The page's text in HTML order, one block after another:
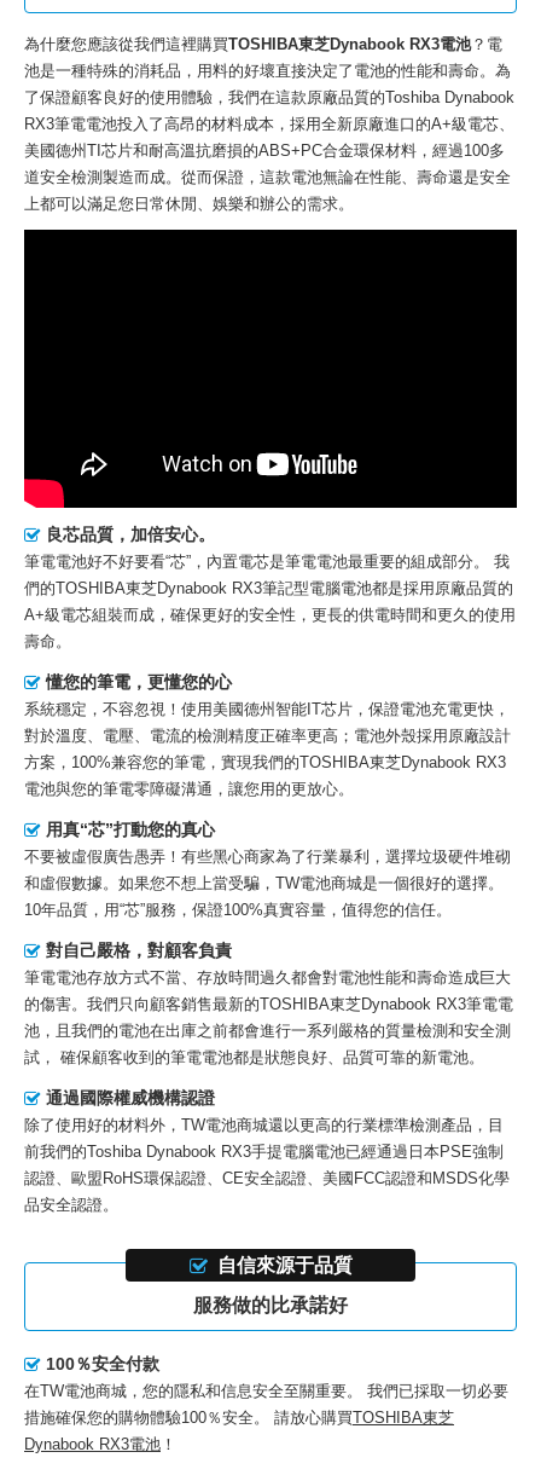
為什麼您應該從我們這裡購買TOSHIBA東芝Dynabook RX3電池？電
池是一種特殊的消耗品，用料的好壞直接決定了電池的性能和壽命。為
了保證顧客良好的使用體驗，我們在這款原廠品質的Toshiba Dynabook
RX3筆電電池投入了高昂的材料成本，採用全新原廠進口的A+級電芯、
美國德州TI芯片和耐高溫抗磨損的ABS+PC合金環保材料，經過100多
道安全檢測製造而成。從而保證，這款電池無論在性能、壽命還是安全
上都可以滿足您日常休閒、娛樂和辦公的需求。
良芯品質，加倍安心。
筆電電池好不好要看“芯”，內置電芯是筆電電池最重要的組成部分。 我
們的TOSHIBA東芝Dynabook RX3筆記型電腦電池都是採用原廠品質的
A+級電芯組裝而成，確保更好的安全性，更長的供電時間和更久的使用
壽命。
懂您的筆電，更懂您的心
系統穩定，不容忽視！使用美國德州智能IT芯片，保證電池充電更快，
對於溫度、電壓、電流的檢測精度正確率更高；電池外殼採用原廠設計
方案，100%兼容您的筆電，實現我們的TOSHIBA東芝Dynabook RX3
電池與您的筆電零障礙溝通，讓您用的更放心。
用真“芯”打動您的真心
不要被虛假廣告愚弄！有些黑心商家為了行業暴利，選擇垃圾硬件堆砌
和虛假數據。如果您不想上當受騙，TW電池商城是一個很好的選擇。
10年品質，用“芯”服務，保證100%真實容量，值得您的信任。
對自己嚴格，對顧客負責
筆電電池存放方式不當、存放時間過久都會對電池性能和壽命造成巨大
的傷害。我們只向顧客銷售最新的TOSHIBA東芝Dynabook RX3筆電電
池 ，且我們的電池在出庫之前都會進行一系列嚴格的質量檢測和安全測
試， 確保顧客收到的筆電電池都是狀態良好、品質可靠的新電池。
通過國際權威機構認證
除了使用好的材料外，TW電池商城還以更高的行業標準檢測產品，目
前我們的Toshiba Dynabook RX3手提電腦電池已經通過日本PSE強制
認證、歐盟RoHS環保認證、CE安全認證、美國FCC認證和MSDS化學
品安全認證。
自信來源于品質
服務做的比承諾好
100％安全付款
在TW電池商城，您的隱私和信息安全至關重要。 我們已採取一切必要
措施確保您的購物體驗100％安全。 請放心購買TOSHIBA東芝
Dynabook RX3電池 ！